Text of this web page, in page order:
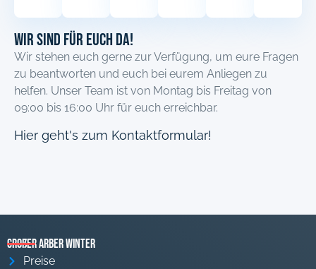
Wir sind für euch Da!
Wir stehen euch gerne zur Verfügung, um eure Fragen
zu beantworten und euch bei eurem Anliegen zu
helfen. Unser Team ist von Montag bis Freitag von
09:00 bis 16:00 Uhr für euch erreichbar.
Hier geht's zum Kontaktformular!
Großer Arber Winter
Preise